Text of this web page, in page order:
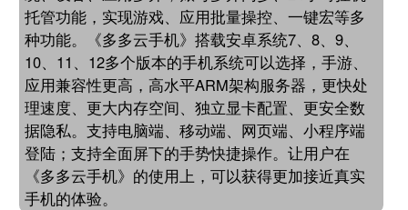
托管功能，实现游戏、应用批量操控、一键宏等多
种功能。《多多云手机》搭载安卓系统7、8、9、
10、11、12多个版本的手机系统可以选择，手游、
应用兼容性更高，高水平ARM架构服务器，更快处
理速度、更大内存空间、独立显卡配置、更安全数
据隐私。支持电脑端、移动端、网页端、小程序端
登陆；支持全面屏下的手势快捷操作。让用户在
《多多云手机》的使用上，可以获得更加接近真实
手机的体验。